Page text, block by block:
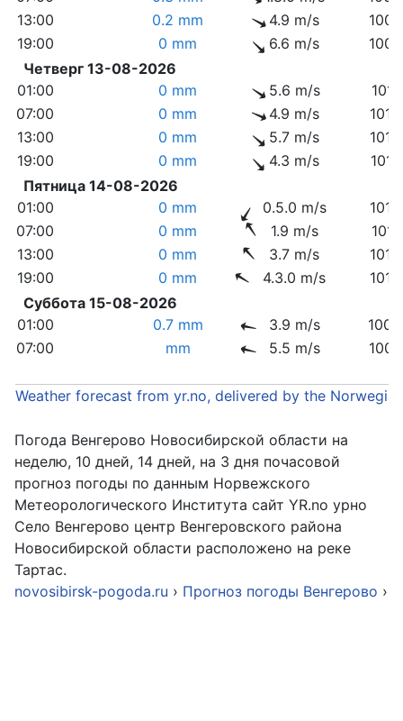
13:00
0.2 mm 4.9 m/s
19:00
0 mm 6.6 m/s
Четверг 13-08-2026
01:00
0 mm 5.6 m/s
07:00
0 mm 4.9 m/s
13:00
0 mm 5.7 m/s
19:00
0 mm 4.3 m/s
Пятница 14-08-2026
01:00
0 mm 0.5.0 m/s
07:00
0 mm 1.9 m/s
13:00
0 mm 3.7 m/s
19:00
0 mm 4.3.0 m/s
Суббота 15-08-2026
01:00
0.7 mm 3.9 m/s
07:00
mm 5.5 m/s
Weather forecast from yr.no, delivered by the
Погода Венгерово Новосибирской области на
неделю, 10 дней, 14 дней, на 3 дня почасовой
прогноз погоды по данным Норвежского
Метеорологического Института сайт YR.no урно
Cело Венгерово центр Венгеровского района
Новосибирской области расположено на реке
Тартас.
novosibirsk-pogoda.ru › Прогноз погоды Венгерово ›